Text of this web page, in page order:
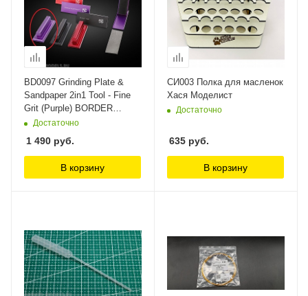
BD0097 Grinding Plate &
Sandpaper 2in1 Tool - Fine
Grit (Purple) BORDER
MODELS
Достаточно
1 490 руб.
В корзину
СИ003 Полка для масленок
Хася Моделист
Достаточно
635 руб.
В корзину